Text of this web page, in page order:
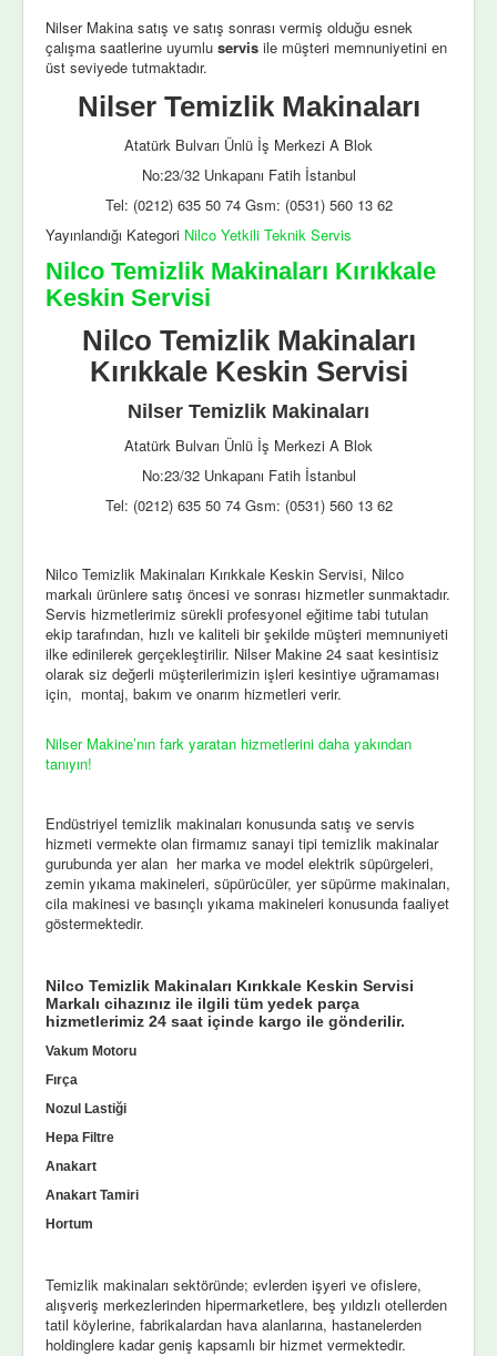
Nilser Makina satış ve satış sonrası vermiş olduğu esnek
çalışma saatlerine uyumlu servis ile müşteri memnuniyetini en
üst seviyede tutmaktadır.
Nilser Temizlik Makinaları
Atatürk Bulvarı Ünlü İş Merkezi A Blok
No:23/32 Unkapanı Fatih İstanbul
Tel: (0212) 635 50 74 Gsm: (0531) 560 13 62
Yayınlandığı Kategori Nilco Yetkili Teknik Servis
Nilco Temizlik Makinaları Kırıkkale
Keskin Servisi
Nilco Temizlik Makinaları
Kırıkkale Keskin Servisi
Nilser Temizlik Makinaları
Atatürk Bulvarı Ünlü İş Merkezi A Blok
No:23/32 Unkapanı Fatih İstanbul
Tel: (0212) 635 50 74 Gsm: (0531) 560 13 62
Nilco Temizlik Makinaları Kırıkkale Keskin Servisi, Nilco
markalı ürünlere satış öncesi ve sonrası hizmetler sunmaktadır.
Servis hizmetlerimiz sürekli profesyonel eğitime tabi tutulan
ekip tarafından, hızlı ve kaliteli bir şekilde müşteri memnuniyeti
ilke edinilerek gerçekleştirilir. Nilser Makine 24 saat kesintisiz
olarak siz değerli müşterilerimizin işleri kesintiye uğramaması
için, montaj, bakım ve onarım hizmetleri verir.
Nilser Makine’nın fark yaratan hizmetlerini daha yakından
tanıyın!
Endüstriyel temizlik makinaları konusunda satış ve servis
hizmeti vermekte olan firmamız sanayi tipi temizlik makinalar
gurubunda yer alan her marka ve model elektrik süpürgeleri,
zemin yıkama makineleri, süpürücüler, yer süpürme makinaları,
cila makinesi ve basınçlı yıkama makineleri konusunda faaliyet
göstermektedir.
Nilco Temizlik Makinaları Kırıkkale Keskin Servisi
Markalı cihazınız ile ilgili tüm yedek parça
hizmetlerimiz 24 saat içinde kargo ile gönderilir.
Vakum Motoru
Fırça
Nozul Lastiği
Hepa Filtre
Anakart
Anakart Tamiri
Hortum
Temizlik makinaları sektöründe; evlerden işyeri ve ofislere,
alışveriş merkezlerinden hipermarketlere, beş yıldızlı otellerden
tatil köylerine, fabrikalardan hava alanlarına, hastanelerden
holdinglere kadar geniş kapsamlı bir hizmet vermektedir.